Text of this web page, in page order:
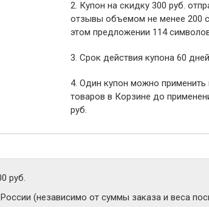
2. Купон на скидку 300 руб.
отзывы объемом не менее 200
этом предложении 114
3. Срок действия купона 60
4. Один купон можно
товаров в Корзине до
руб.
руб.
(независимо от суммы заказа и веса